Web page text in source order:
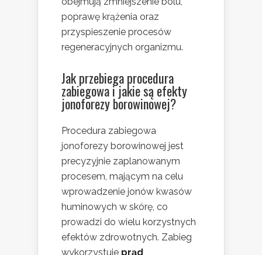
poprawę krążenia oraz
przyspieszenie procesów
regeneracyjnych organizmu.
Jak przebiega procedura
zabiegowa i jakie są efekty
jonoforezy borowinowej?
Procedura zabiegowa
jonoforezy borowinowej jest
precyzyjnie zaplanowanym
procesem, mającym na celu
wprowadzenie jonów kwasów
huminowych w skórę, co
prowadzi do wielu korzystnych
efektów zdrowotnych. Zabieg
wykorzystuje prąd